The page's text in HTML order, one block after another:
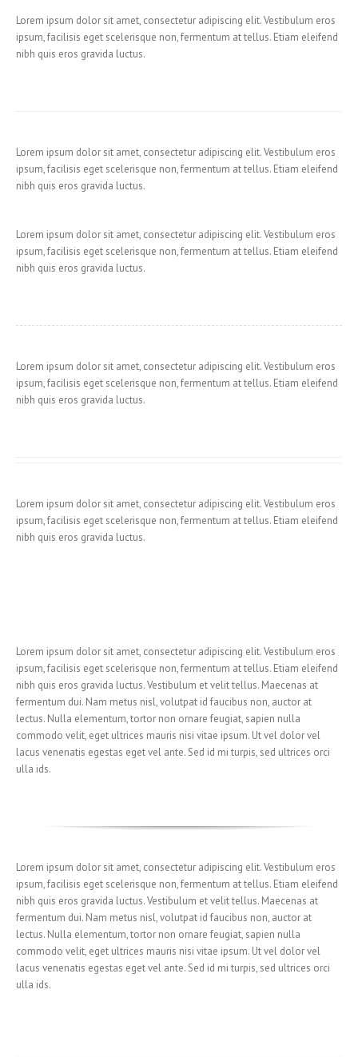
Lorem ipsum dolor sit amet, consectetur adipiscing elit. Vestibulum eros
ipsum, facilisis eget scelerisque non, fermentum at tellus. Etiam eleifend
nibh quis eros gravida luctus.
Lorem ipsum dolor sit amet, consectetur adipiscing elit. Vestibulum eros
ipsum, facilisis eget scelerisque non, fermentum at tellus. Etiam eleifend
nibh quis eros gravida luctus.
Lorem ipsum dolor sit amet, consectetur adipiscing elit. Vestibulum eros
ipsum, facilisis eget scelerisque non, fermentum at tellus. Etiam eleifend
nibh quis eros gravida luctus.
Lorem ipsum dolor sit amet, consectetur adipiscing elit. Vestibulum eros
ipsum, facilisis eget scelerisque non, fermentum at tellus. Etiam eleifend
nibh quis eros gravida luctus.
Lorem ipsum dolor sit amet, consectetur adipiscing elit. Vestibulum eros
ipsum, facilisis eget scelerisque non, fermentum at tellus. Etiam eleifend
nibh quis eros gravida luctus.
Lorem ipsum dolor sit amet, consectetur adipiscing elit. Vestibulum eros
ipsum, facilisis eget scelerisque non, fermentum at tellus. Etiam eleifend
nibh quis eros gravida luctus. Vestibulum et velit tellus. Maecenas at
fermentum dui. Nam metus nisl, volutpat id faucibus non, auctor at
lectus. Nulla elementum, tortor non ornare feugiat, sapien nulla
commodo velit, eget ultrices mauris nisi vitae ipsum. Ut vel dolor vel
lacus venenatis egestas eget vel ante. Sed id mi turpis, sed ultrices orci
ulla ids.
Lorem ipsum dolor sit amet, consectetur adipiscing elit. Vestibulum eros
ipsum, facilisis eget scelerisque non, fermentum at tellus. Etiam eleifend
nibh quis eros gravida luctus. Vestibulum et velit tellus. Maecenas at
fermentum dui. Nam metus nisl, volutpat id faucibus non, auctor at
lectus. Nulla elementum, tortor non ornare feugiat, sapien nulla
commodo velit, eget ultrices mauris nisi vitae ipsum. Ut vel dolor vel
lacus venenatis egestas eget vel ante. Sed id mi turpis, sed ultrices orci
ulla ids.